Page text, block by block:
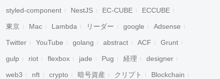
styled-component NestJS EC-CUBE ECCUBE
東京 Mac Lambda リーダー google Adsense
Twitter YouTube golang abstract ACF Grunt
gulp riot flexbox jade Pug 経理 designer
web3 nft crypto 暗号資産 クリプト Blockchain